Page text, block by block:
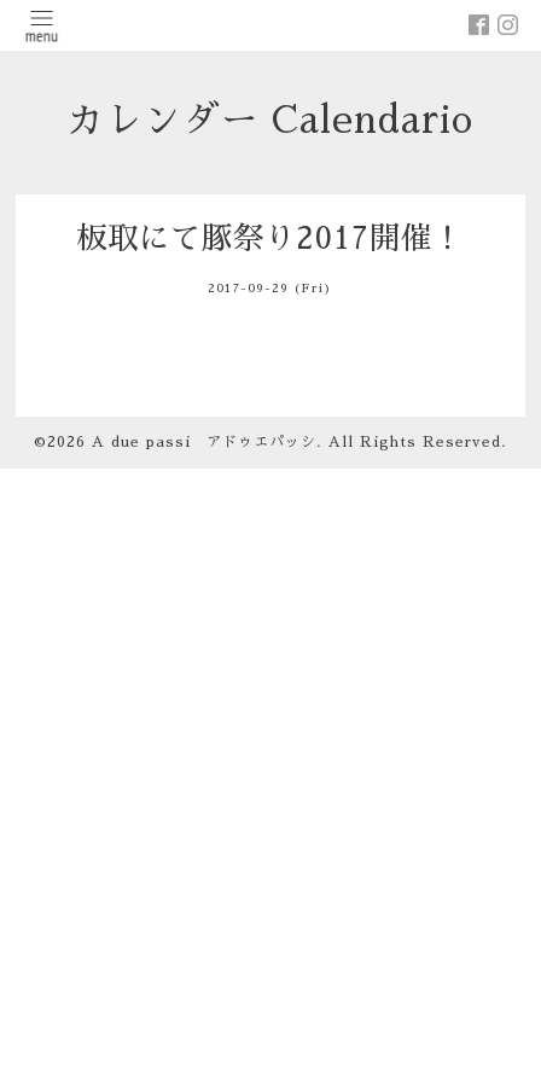
カレンダー Calendario
板取にて豚祭り2017開催！
2017-09-29 (Fri)
©2026 A due passi アドゥエパッシ . All Rights Reserved.